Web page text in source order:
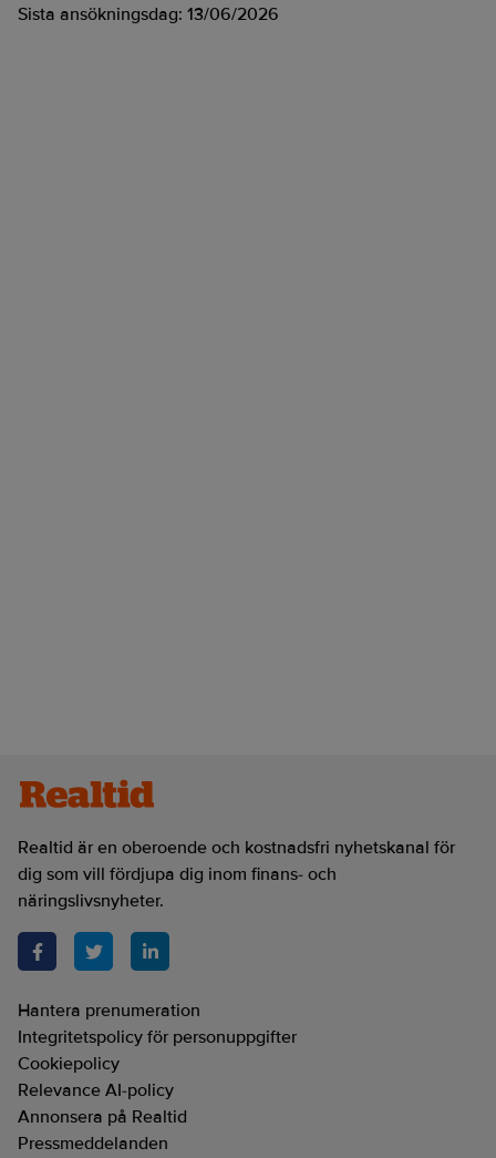
Sista ansökningsdag: 13/06/2026
Realtid är en oberoende och kostnadsfri nyhetskanal för
dig som vill fördjupa dig inom finans- och
näringslivsnyheter.
Hantera prenumeration
Integritetspolicy för personuppgifter
Cookiepolicy
Relevance AI-policy
Annonsera på Realtid
Pressmeddelanden